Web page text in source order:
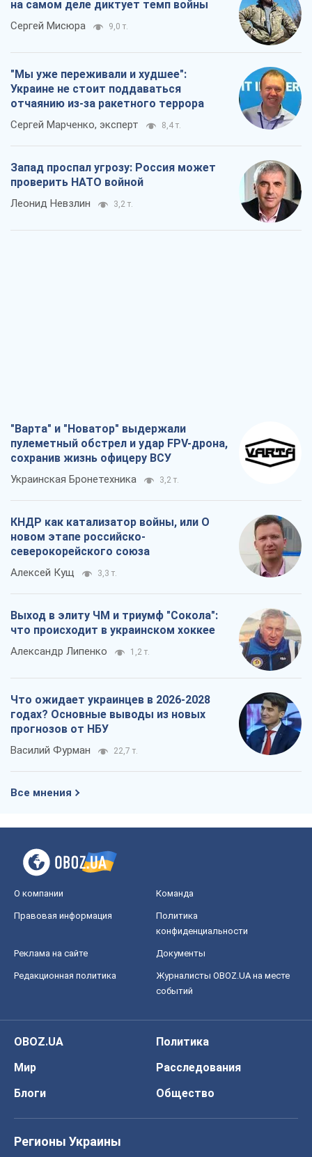
на самом деле диктует темп войны
Сергей Мисюра 9,0 т.
"Мы уже переживали и худшее":
Украине не стоит поддаваться
отчаянию из-за ракетного террора
Сергей Марченко, эксперт 8,4 т.
Запад проспал угрозу: Россия может
проверить НАТО войной
Леонид Невзлин 3,2 т.
"Варта" и "Новатор" выдержали
пулеметный обстрел и удар FPV-дрона,
сохранив жизнь офицеру ВСУ
Украинская Бронетехника 3,2 т.
КНДР как катализатор войны, или О
новом этапе российско-
северокорейского союза
Алексей Кущ 3,3 т.
Выход в элиту ЧМ и триумф "Сокола":
что происходит в украинском хоккее
Александр Липенко 1,2 т.
Что ожидает украинцев в 2026-2028
годах? Основные выводы из новых
прогнозов от НБУ
Василий Фурман 22,7 т.
Все мнения
О компании Команда
Правовая информация
Политика
конфиденциальности
Реклама на сайте Документы
Редакционная политика
Журналисты OBOZ.UA на месте
событий
OBOZ.UA
Политика
Мир
Расследования
Блоги
Общество
Регионы Украины